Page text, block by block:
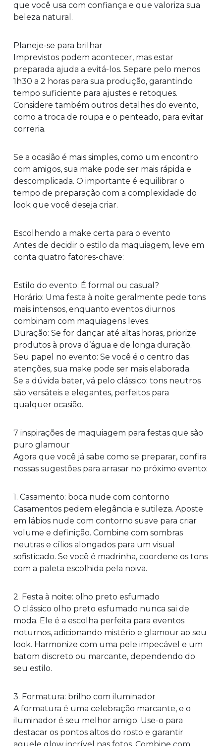
que você usa com confiança e que valoriza sua
beleza natural.
Planeje-se para brilhar
Imprevistos podem acontecer, mas estar
preparada ajuda a evitá-los. Separe pelo menos
1h30 a 2 horas para sua produção, garantindo
tempo suficiente para ajustes e retoques.
Considere também outros detalhes do evento,
como a troca de roupa e o penteado, para evitar
correria.
Se a ocasião é mais simples, como um encontro
com amigos, sua make pode ser mais rápida e
descomplicada. O importante é equilibrar o
tempo de preparação com a complexidade do
look que você deseja criar.
Escolhendo a make certa para o evento
Antes de decidir o estilo da maquiagem, leve em
conta quatro fatores-chave:
Estilo do evento: É formal ou casual?
Horário: Uma festa à noite geralmente pede tons
mais intensos, enquanto eventos diurnos
combinam com maquiagens leves.
Duração: Se for dançar até altas horas, priorize
produtos à prova d’água e de longa duração.
Seu papel no evento: Se você é o centro das
atenções, sua make pode ser mais elaborada.
Se a dúvida bater, vá pelo clássico: tons neutros
são versáteis e elegantes, perfeitos para
qualquer ocasião.
7 inspirações de maquiagem para festas que são
puro glamour
Agora que você já sabe como se preparar, confira
nossas sugestões para arrasar no próximo evento:
1. Casamento: boca nude com contorno
Casamentos pedem elegância e sutileza. Aposte
em lábios nude com contorno suave para criar
volume e definição. Combine com sombras
neutras e cílios alongados para um visual
sofisticado. Se você é madrinha, coordene os tons
com a paleta escolhida pela noiva.
2. Festa à noite: olho preto esfumado
O clássico olho preto esfumado nunca sai de
moda. Ele é a escolha perfeita para eventos
noturnos, adicionando mistério e glamour ao seu
look. Harmonize com uma pele impecável e um
batom discreto ou marcante, dependendo do
seu estilo.
3. Formatura: brilho com iluminador
A formatura é uma celebração marcante, e o
iluminador é seu melhor amigo. Use-o para
destacar os pontos altos do rosto e garantir